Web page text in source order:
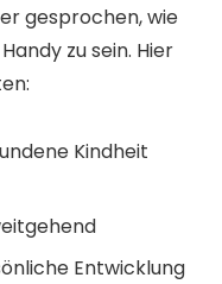
gesprochen, wie
zu sein. Hier
Kindheit
Entwicklung